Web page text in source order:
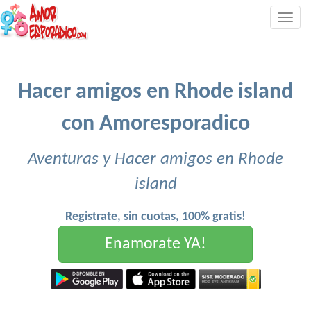
Hacer amigos en Rhode island
con Amoresporadico
Aventuras y Hacer amigos en Rhode
island
Registrate, sin cuotas, 100% gratis!
Enamorate YA!